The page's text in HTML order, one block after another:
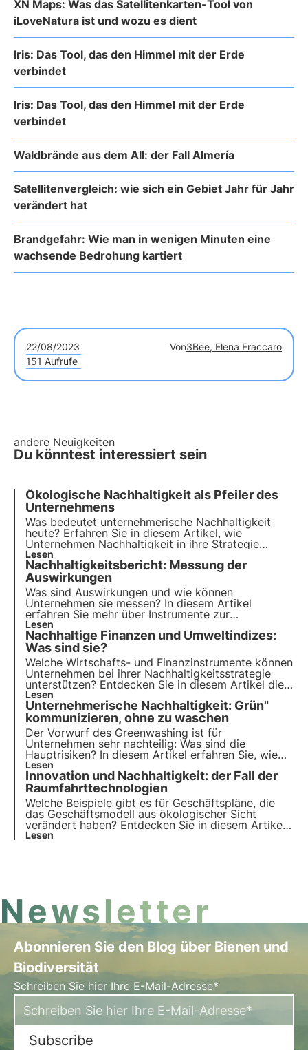
XN Maps: Was das Satellitenkarten-Tool von
iLoveNatura ist und wozu es dient
Iris: Das Tool, das den Himmel mit der Erde
verbindet
Iris: Das Tool, das den Himmel mit der Erde
verbindet
Waldbrände aus dem All: der Fall Almería
Satellitenvergleich: wie sich ein Gebiet Jahr für Jahr
verändert hat
Brandgefahr: Wie man in wenigen Minuten eine
wachsende Bedrohung kartiert
22/08/2023 Von3Bee, Elena Fraccaro
151 Aufrufe
andere Neuigkeiten
Du könntest interessiert sein
Ökologische Nachhaltigkeit als Pfeiler des
Unternehmens
Was bedeutet unternehmerische Nachhaltigkeit
heute? Erfahren Sie in diesem Artikel, wie
Unternehmen Nachhaltigkeit in ihre Strategie
einbeziehen und welche Rolle sie bei der
Erreichung der Ziele der Agenda 2030 spielen.
Erfahren Sie mehr mit den Pills from the Oasis, der
digitalen Akademie von 3Bee.
Lesen
Nachhaltigkeitsbericht: Messung der
Auswirkungen
Was sind Auswirkungen und wie können
Unternehmen sie messen? In diesem Artikel
erfahren Sie mehr über Instrumente zur
Berechnung der Auswirkungen wie LCA und GHG-
Protokoll. Erfahren Sie mehr mit den Pills from the
Oasis, der digitalen Akademie für
Nachhaltigkeitsexperten von 3Bee.
Lesen
Nachhaltige Finanzen und Umweltindizes:
Was sind sie?
Welche Wirtschafts- und Finanzinstrumente können
Unternehmen bei ihrer Nachhaltigkeitsstrategie
unterstützen? Entdecken Sie in diesem Artikel die
Rolle der nachhaltigen Finanzen. Erfahren Sie mehr
mit den Pillen aus der Oase, der digitalen Akademie
von 3Bee für Nachhaltigkeitsexperten.
Lesen
Unternehmerische Nachhaltigkeit: Grün"
kommunizieren, ohne zu waschen
Der Vorwurf des Greenwashing ist für
Unternehmen sehr nachteilig: Was sind die
Hauptrisiken? In diesem Artikel erfahren Sie, wie
Sie Ihr Engagement für Nachhaltigkeit wirksam
kommunizieren können. Erfahren Sie mehr mit Pills
from the Oasis, 3Bee's Digital Academy for Coastal
Professionals
Lesen
Innovation und Nachhaltigkeit: der Fall der
Raumfahrttechnologien
Welche Beispiele gibt es für Geschäftspläne, die
das Geschäftsmodell aus ökologischer Sicht
verändert haben? Entdecken Sie in diesem Artikel
die Rolle der Innovation beim ökologischen
Lesen
Newsletter
Abonnieren Sie den Blog über Bienen und
Biodiversität
Schreiben Sie hier Ihre E-Mail-Adresse*
Subscribe